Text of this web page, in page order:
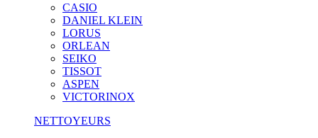
CASIO
DANIEL KLEIN
LORUS
ORLEAN
SEIKO
TISSOT
ASPEN
VICTORINOX
NETTOYEURS